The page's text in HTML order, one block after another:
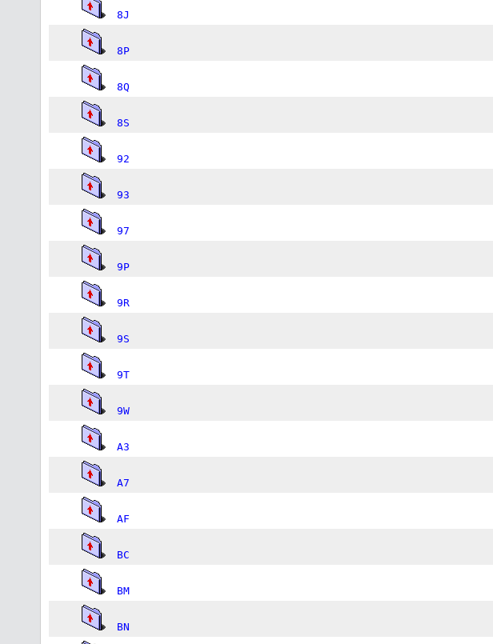
8J
8P
8Q
8S
92
93
97
9P
9R
9S
9T
9W
A3
A7
AF
BC
BM
BN